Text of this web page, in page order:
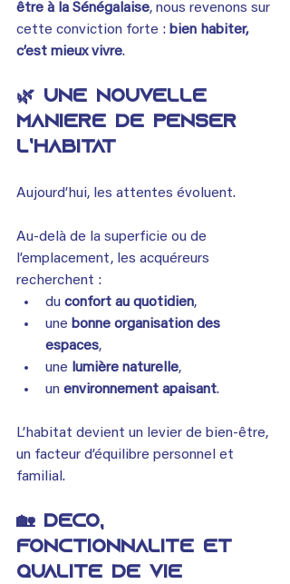
être à la Sénégalaise, nous revenons sur
cette conviction forte : bien habiter,
c’est mieux vivre.
🌿 Une nouvelle
manière de penser
l’habitat
Aujourd’hui, les attentes évoluent.
Au-delà de la superficie ou de
l’emplacement, les acquéreurs
recherchent :
du confort au quotidien,
une bonne organisation des
espaces,
une lumière naturelle,
un environnement apaisant.
L’habitat devient un levier de bien-être,
un facteur d’équilibre personnel et
familial.
🏡 Déco,
fonctionnalité et
qualité de vie